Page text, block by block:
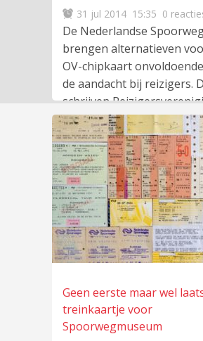
31 jul 2014 15:35 0
De Nederlandse
brengen alternatieven
OV-chipkaart
de aandacht bij reizigers.
schrijven
Rover en delees meer…
Geen eerste maar wel
treinkaartje voor
Spoorwegmuseum